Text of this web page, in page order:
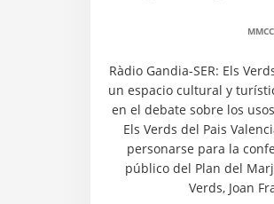
MMCC
Ràdio Gandia-SER: Els
un espacio cultural y
en el debate sobre los
Els Verds del Pais
personarse para la
público del Plan del
Verds, Joan